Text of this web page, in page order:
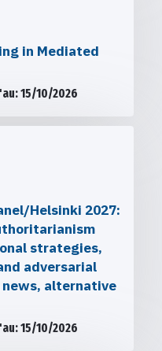
in Mediated
15/10/2026
Helsinki 2027:
strategies,
adversarial
alternative
15/10/2026